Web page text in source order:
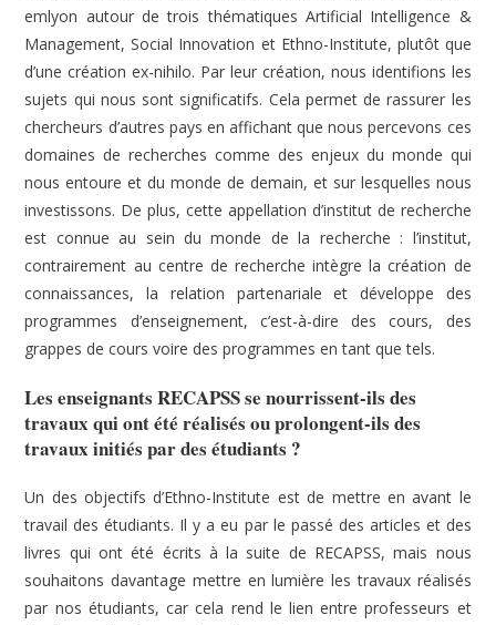
emlyon autour de trois thématiques Artificial Intelligence &
Management, Social Innovation et Ethno-Institute, plutôt que
d’une création ex-nihilo. Par leur création, nous identifions les
sujets qui nous sont significatifs. Cela permet de rassurer les
chercheurs d’autres pays en affichant que nous percevons ces
domaines de recherches comme des enjeux du monde qui
nous entoure et du monde de demain, et sur lesquelles nous
investissons. De plus, cette appellation d’institut de recherche
est connue au sein du monde de la recherche : l’institut,
contrairement au centre de recherche intègre la création de
connaissances, la relation partenariale et développe des
programmes d’enseignement, c’est-à-dire des cours, des
grappes de cours voire des programmes en tant que tels.
Les enseignants RECAPSS se nourrissent-ils des
travaux qui ont été réalisés ou prolongent-ils des
travaux initiés par des étudiants ?
Un des objectifs d’Ethno-Institute est de mettre en avant le
travail des étudiants. Il y a eu par le passé des articles et des
livres qui ont été écrits à la suite de RECAPSS, mais nous
souhaitons davantage mettre en lumière les travaux réalisés
par nos étudiants, car cela rend le lien entre professeurs et